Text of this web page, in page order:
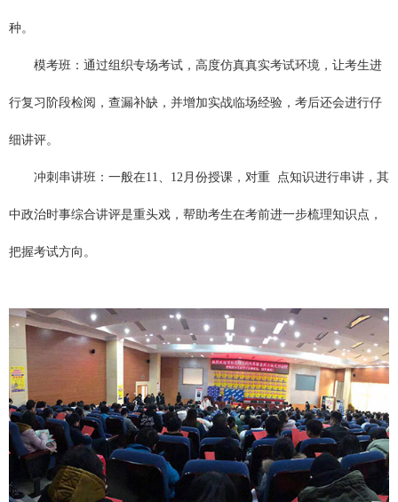
种。
模考班：通过组织专场考试，高度仿真真实考试环境，让考生进
行复习阶段检阅，查漏补缺，并增加实战临场经验，考后还会进行仔
细讲评。
冲刺串讲班：一般在11、12月份授课，对重 点知识进行串讲，其
中政治时事综合讲评是重头戏，帮助考生在考前进一步梳理知识点，
把握考试方向。